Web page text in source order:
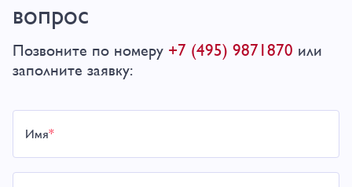
вопрос
Позвоните по номеру +7 (495) 9871870 или
заполните заявку:
Имя*